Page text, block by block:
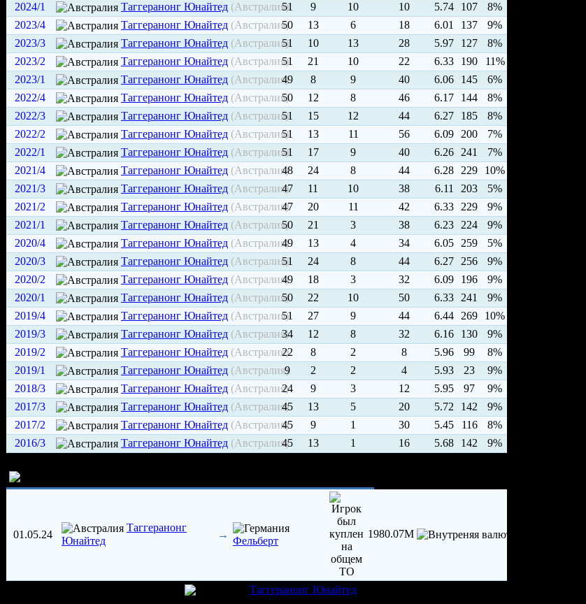
2024/1
Таггеранонг Юнайтед (Австралия)
51 9 10 10 5.74 107
8%
2023/4
Таггеранонг Юнайтед (Австралия)50 13 6 18 6.01 137
9%
2023/3
Таггеранонг Юнайтед (Австралия)
51 10 13 28 5.97 127
8%
2023/2
Таггеранонг Юнайтед (Австралия)
51 21 10 22 6.33 190
11%
2023/1
Таггеранонг Юнайтед (Австралия)49 8 9 40 6.06 145
6%
2022/4
Таггеранонг Юнайтед (Австралия)50 12 8 46 6.17 144
8%
2022/3
Таггеранонг Юнайтед (Австралия)
51 15 12 44 6.27 185
8%
2022/2
Таггеранонг Юнайтед (Австралия)
51 13 11 56 6.09 200
7%
2022/1
Таггеранонг Юнайтед (Австралия)
51 17 9 40 6.26 241
7%
2021/4
Таггеранонг Юнайтед (Австралия)48 24 8 44 6.28 229
10%
2021/3
Таггеранонг Юнайтед (Австралия)47 11 10 38 6.11 203
5%
2021/2
Таггеранонг Юнайтед (Австралия)47 20 11 42 6.33 229
9%
2021/1
Таггеранонг Юнайтед (Австралия)50 21 3 38 6.23 224
9%
2020/4
Таггеранонг Юнайтед (Австралия)49 13 4 34 6.05 259
5%
2020/3
Таггеранонг Юнайтед (Австралия)
51 24 8 44 6.27 256
9%
2020/2
Таггеранонг Юнайтед (Австралия)49 18 3 32 6.09 196
9%
2020/1
Таггеранонг Юнайтед (Австралия)50 22 10 50 6.33 241
9%
2019/4
Таггеранонг Юнайтед (Австралия)
51 27 9 44 6.44 269
10%
2019/3
Таггеранонг Юнайтед (Австралия)34 12 8 32 6.16 130
9%
2019/2
Таггеранонг Юнайтед (Австралия)
22 8 2 8 5.96 99
8%
2019/1
Таггеранонг Юнайтед (Австралия)9 2 2 4 5.93 23
9%
2018/3
Таггеранонг Юнайтед (Австралия)24 9 3 12 5.95 97
9%
2017/3
Таггеранонг Юнайтед (Австралия)45 13 5 20 5.72 142
9%
2017/2
Таггеранонг Юнайтед (Австралия)45 9 1 30 5.45 116
8%
2016/3
Таггеранонг Юнайтед (Австралия)45 13 1 16 5.68 142 9%
01.05.24
Таггеранонг
Юнайтед
→
Фельберт
1980.07M
Таггеранонг Юнайтед